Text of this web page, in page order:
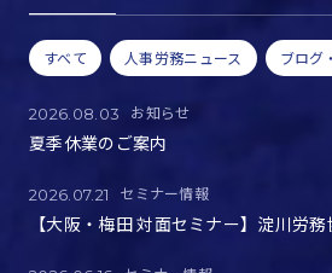
すべて 人事労務ニュース ブログ
2026.08.03 お知らせ
夏季休業のご案内
2026.07.21 セミナー情報
【大阪・梅田 対面セミナー】淀川労